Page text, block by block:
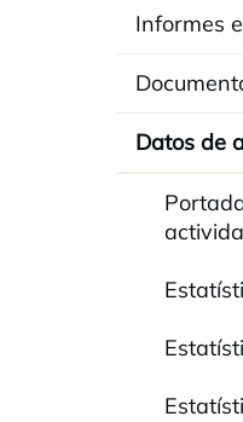
Informes
Datos de